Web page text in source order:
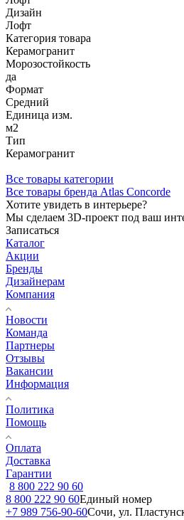
Дизайн
Лофт
Категория товара
Керамогранит
Морозостойкость
да
Формат
Средний
Единица изм.
м2
Тип
Керамогранит
Все товары категории
Все товары бренда Atlas Concorde
Хотите увидеть в интерьере?
Мы сделаем 3D-проект под ваш
Записаться
Каталог
Акции
Бренды
Дизайнерам
Компания
Новости
Команда
Партнеры
Отзывы
Вакансии
Информация
Политика
Помощь
Оплата
Доставка
Гарантии
8 800 222 90 60
8 800 222 90 60Единый номер
+7 989 756-90-60Сочи, ул.